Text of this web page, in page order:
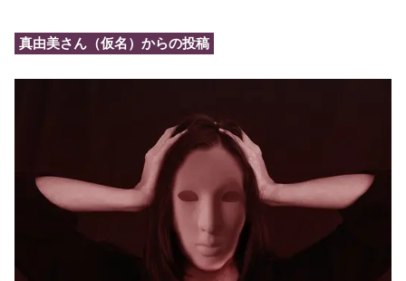
真由美さん（仮名）からの投稿